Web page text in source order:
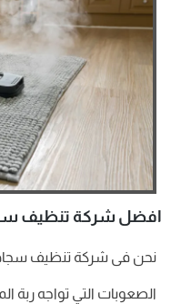
افضل شركة تنظيف
نحن فى شركة تنظيف سجاد
الصعوبات التي تواجه ربة